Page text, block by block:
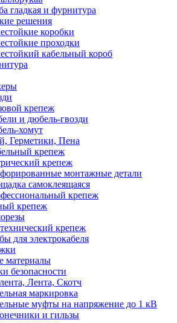
гладкая и фурнитура
решения
коробки
проходки
кабельный короб
крепеж
и дюбель-гвозди
хомут
Герметики, Пена
крепеж
крепеж
монтажные детали
самоклеящаяся
крепеж
крепеж
крепеж
для электрокабеля
материалы
безопасности
Лента, Скотч
маркировка
муфты на напряжение до 1 кВ
и гильзы